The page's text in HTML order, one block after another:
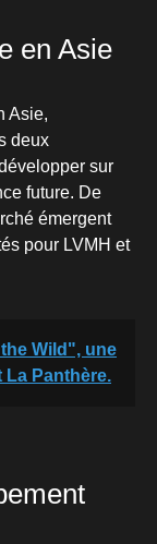
en Asie
Asie,
deux
sur
future. De
émergent
pour LVMH et
Wild", une
Panthère.